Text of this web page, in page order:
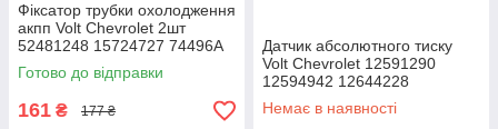
Фіксатор трубки охолодження
акпп Volt Chevrolet 2шт
52481248 15724727 74496A
24205103 0753363 753363
Готово до відправки
161 ₴ 177 ₴
Датчик абсолютного тиску
Volt Chevrolet 12591290
12594942 12644228
55573248 93192107 1235040
1235060
Немає в наявності